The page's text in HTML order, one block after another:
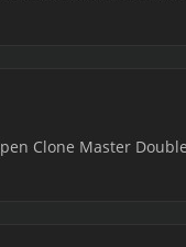
Clone Master